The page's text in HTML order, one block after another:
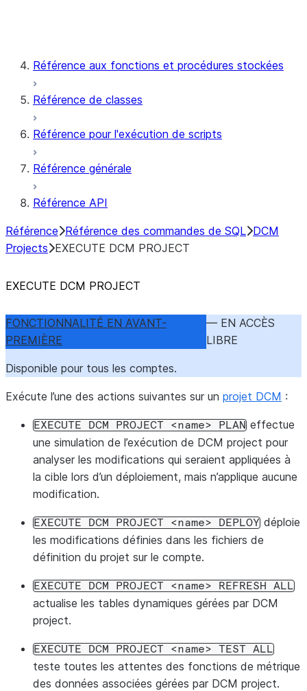
Référence aux fonctions et procédures stockées
Référence de classes
Référence pour l'exécution de scripts
Référence générale
Référence API
Référence Référence des commandes de SQL DCM
Projects EXECUTE DCM PROJECT
EXECUTE DCM PROJECT
FONCTIONNALITÉ EN AVANT-
PREMIÈRE
— EN ACCÈS
LIBRE
Disponible pour tous les comptes.
Exécute l’une des actions suivantes sur un projet DCM :
EXECUTE DCM PROJECT <name> PLAN effectue
une simulation de l’exécution de DCM project pour
analyser les modifications qui seraient appliquées à
la cible lors d’un déploiement, mais n’applique aucune
modification.
EXECUTE DCM PROJECT <name> DEPLOY déploie
les modifications définies dans les fichiers de
définition du projet sur le compte.
EXECUTE DCM PROJECT <name> REFRESH ALL
actualise les tables dynamiques gérées par DCM
project.
EXECUTE DCM PROJECT <name> TEST ALL
teste toutes les attentes des fonctions de métrique
des données associées gérées par DCM project.